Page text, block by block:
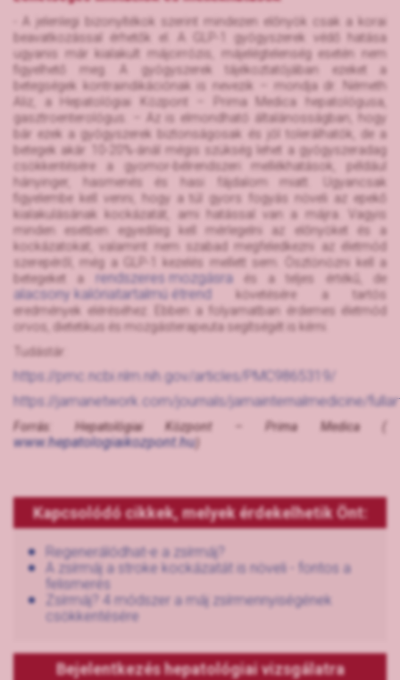
- A jelenlegi bizonyítékok szerint mindezen előnyök csak a korai
beavatkozással érhetők el. A GLP-1 gyógyszerek védő hatása
ugyanis már kialakult májcirrózis, májelégtelenség esetén nem
figyelhető meg. A gyógyszerek tájékoztatójában ezeket a
betegségek kontraindikációnak is nevezik – mondja dr. Németh
Aliz, a Hepatológiai Központ – Prima Medica hepatológusa,
gasztroenterológus. – Az is elmondható általánosságban, hogy
bár ezek a gyógyszerek biztonságosak és jól tolerálhatók, de a
betegek akár 10-20%-ánál mégis szükség lehet a gyógyszeradag
csökkentésére a gyomor-bélrendszeri mellékhatások, például
hányinger, hasmenés és hasi fájdalom miatt. Ugyancsak
figyelembe kell venni, hogy a túl gyors fogyás növeli az epekő
kialakulásának kockázatát, ami hatással van a májra. Vagyis
minden esetben egyedileg kell mérlegelni az előnyöket és a
kockázatokat, valamint nem szabad megfeledkezni az életmód
szerepéről, még a GLP-1 kezelés mellett sem. Ösztönözni kell a
betegeket a rendszeres mozgásraés a teljes értékű, de
alacsony kalóriatartalmú étrend
követésére a tartós
eredmények eléréséhez. Ebben a folyamatban érdemes életmód
orvos, dietetikus és mozgásterapeuta segítségét is kérni.
Tudástár:
https://pmc.ncbi.nlm.nih.gov/articles/PMC9865319/
https://jamanetwork.com/journals/jamainternalmedicine/
Forrás: Hepatológiai Központ – Prima Medica (
www.hepatologiaikozpont.hu
Kapcsolódó cikkek, melyek érdekelhetik Önt:
Regenerálódhat-e a zsírmáj?
A zsírmáj a stroke kockázatát is növeli - fontos a
felismerés
Zsírmáj? 4 módszer a máj zsírmennyiségének
csökkentésére
Bejelentkezés hepatológiai vizsgálatra